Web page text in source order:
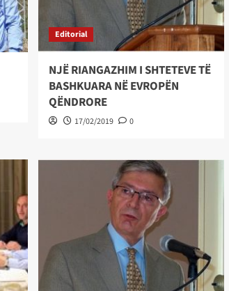
Editorial
NJË RIANGAZHIM I SHTETEVE TË
BASHKUARA NË EVROPËN
QËNDRORE
17/02/2019 0